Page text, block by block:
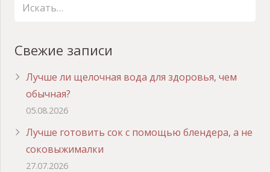
Свежие записи
Лучше ли щелочная вода для здоровья, чем
обычная?
05.08.2026
Лучше готовить сок с помощью блендера, а не
соковыжималки
27.07.2026